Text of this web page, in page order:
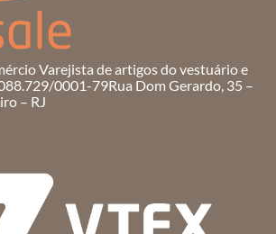
Varejista de artigos do vestuário e
0001-79Rua Dom Gerardo, 35 –
– RJ